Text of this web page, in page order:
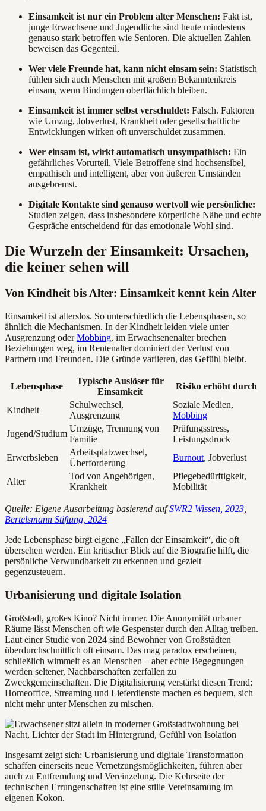
Einsamkeit ist nur ein Problem alter Menschen: Fakt ist,
junge Erwachsene und Jugendliche sind heute mindestens
genauso stark betroffen wie Senioren. Die aktuellen Zahlen
beweisen das Gegenteil.
Wer viele Freunde hat, kann nicht einsam sein: Statistisch
fühlen sich auch Menschen mit großem Bekanntenkreis
einsam, wenn Bindungen oberflächlich bleiben.
Einsamkeit ist immer selbst verschuldet: Falsch. Faktoren
wie Umzug, Jobverlust, Krankheit oder gesellschaftliche
Entwicklungen wirken oft unverschuldet zusammen.
Wer einsam ist, wirkt automatisch unsympathisch: Ein
gefährliches Vorurteil. Viele Betroffene sind hochsensibel,
empathisch und intelligent, aber von äußeren Umständen
ausgebremst.
Digitale Kontakte sind genauso wertvoll wie persönliche:
Studien zeigen, dass insbesondere körperliche Nähe und echte
Gespräche entscheidend für das emotionale Wohl sind.
Die Wurzeln der Einsamkeit: Ursachen,
die keiner sehen will
Von Kindheit bis Alter: Einsamkeit kennt kein Alter
Einsamkeit ist alterslos. So unterschiedlich die Lebensphasen, so
ähnlich die Mechanismen. In der Kindheit leiden viele unter
Ausgrenzung oderMobbing, im Erwachsenenalter brechen
Beziehungen weg, im Rentenalter dominiert der Verlust von
Partnern und Freunden. Die Gründe variieren, das Gefühl bleibt.
Lebensphase
Typische Auslöser für
Einsamkeit
Risiko erhöht durch
Kindheit
Schulwechsel,
Ausgrenzung
Soziale Medien,
Mobbing
Jugend/Studium
Umzüge, Trennung von
Familie
Prüfungsstress,
Leistungsdruck
Erwerbsleben
Arbeitsplatzwechsel,
Überforderung
Burnout, Jobverlust
Alter
Tod von Angehörigen,
Krankheit
Pflegebedürftigkeit,
Mobilität
Quelle: Eigene Ausarbeitung basierend aufSWR2 Wissen, 2023
Bertelsmann Stiftung, 2024
Jede Lebensphase birgt eigene „Fallen der Einsamkeit“, die oft
übersehen werden. Ein kritischer Blick auf die Biografie hilft, die
persönliche Verwundbarkeit zu erkennen und gezielt
gegenzusteuern.
Urbanisierung und digitale Isolation
Großstadt, großes Kino? Nicht immer. Die Anonymität urbaner
Räume lässt Menschen oft wie Gespenster durch den Alltag treiben.
Laut einer Studie von 2024 sind Bewohner von Großstädten
überdurchschnittlich oft einsam. Das mag paradox erscheinen,
schließlich wimmelt es an Menschen – aber echte Begegnungen
werden seltener, Nachbarschaften zerfallen zu
Zweckgemeinschaften. Die Digitalisierung verstärkt diesen Trend:
Homeoffice, Streaming und Lieferdienste machen es bequem, sich
nicht mehr unter Menschen zu mischen.
Insgesamt zeigt sich: Urbanisierung und digitale Transformation
schaffen einerseits neue Vernetzungsmöglichkeiten, führen aber
auch zu Entfremdung und Vereinzelung. Die Kehrseite der
technischen Errungenschaften ist eine stille Vereinsamung im
eigenen Kokon.